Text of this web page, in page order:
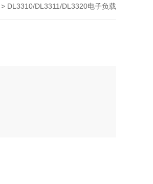
DL3310/DL3311/DL3320电子负载